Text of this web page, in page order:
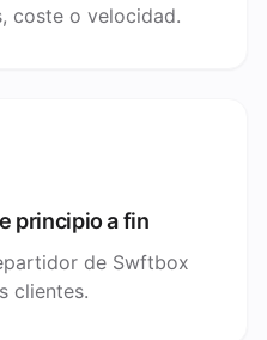
coste o velocidad.
principio a fin
de Swftbox
clientes.